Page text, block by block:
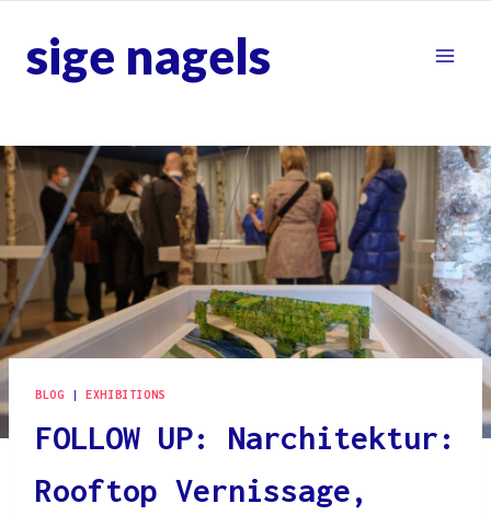
content
sige nagels
BLOG |EXHIBITIONS
FOLLOW UP: Narchitektur:
Rooftop Vernissage,